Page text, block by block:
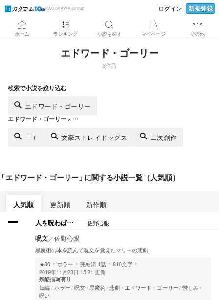
KADOKAWA Group ログイン 新規登録
ホーム ランキング 小説を探す マイページ その他
エドワード・ゴーリー
3作品
検索で小説を絞り込む
エドワード・ゴーリー
エドワード・ゴーリー × …
ｉｆ 文豪ストレイドッグス 二次創作
エドワード・ゴーリー 」に関する小説一覧（人気順）
人気順 更新順 新作順
人を呪わば… 佐野心眼
呪文／佐野心眼
黒魔術の本を読んで呪文を覚えたマリーの悲劇
★30
ホラー 完結済 1話
810文字
2019年11月23日 15:21 更新
残酷描写有り
短編 ホラー 呪文 黒魔術 悲劇 エドワード・ゴーリー 憎しみ
呪い